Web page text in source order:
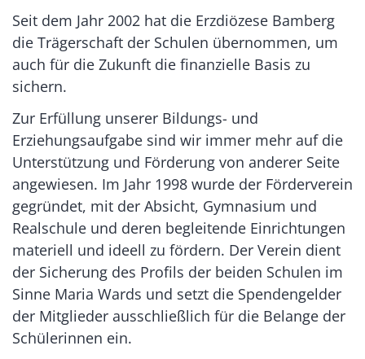
Seit dem Jahr 2002 hat die Erzdiözese Bamberg
die Trägerschaft der Schulen übernommen, um
auch für die Zukunft die finanzielle Basis zu
sichern.
Zur Erfüllung unserer Bildungs- und
Erziehungsaufgabe sind wir immer mehr auf die
Unterstützung und Förderung von anderer Seite
angewiesen. Im Jahr 1998 wurde der Förderverein
gegründet, mit der Absicht, Gymnasium und
Realschule und deren begleitende Einrichtungen
materiell und ideell zu fördern. Der Verein dient
der Sicherung des Profils der beiden Schulen im
Sinne Maria Wards und setzt die Spendengelder
der Mitglieder ausschließlich für die Belange der
Schülerinnen ein.